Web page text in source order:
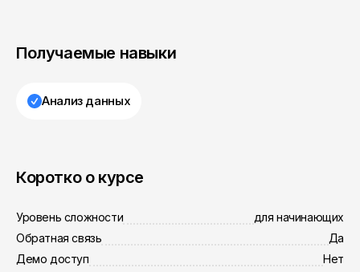
Получаемые навыки
Анализ данных
Коротко о курсе
Уровень сложности
для начинающих
Обратная связь
Да
Демо доступ
Нет